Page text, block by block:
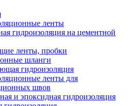
ленты
гидроизоляция на цементной
ленты, пробки
шланги
гидроизоляция
ленты для
швов
и эпоксидная гидроизоляция